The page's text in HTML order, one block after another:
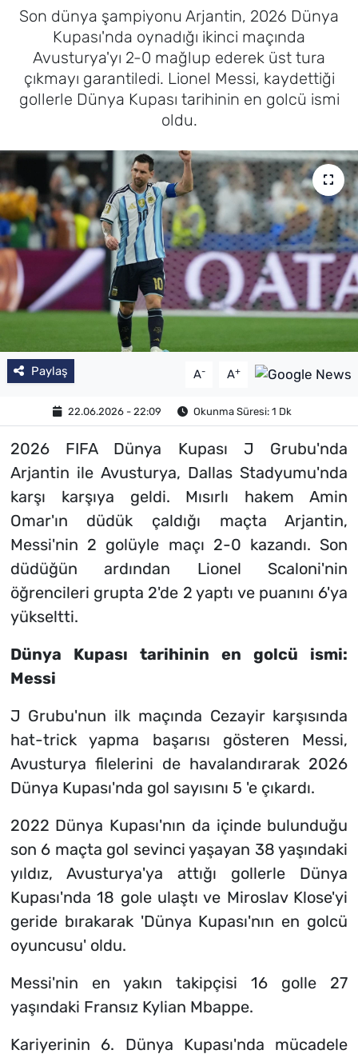
Son dünya şampiyonu Arjantin, 2026 Dünya
Kupası'nda oynadığı ikinci maçında
Avusturya'yı 2-0 mağlup ederek üst tura
çıkmayı garantiledi. Lionel Messi, kaydettiği
gollerle Dünya Kupası tarihinin en golcü ismi
oldu.
Paylaş A- A+
22.06.2026 - 22:09 Okunma Süresi: 1 Dk
2026 FIFA Dünya Kupası J Grubu'nda
Arjantin ile Avusturya, Dallas Stadyumu'nda
karşı karşıya geldi. Mısırlı hakem Amin
Omar'ın düdük çaldığı maçta Arjantin,
Messi'nin 2 golüyle maçı 2-0 kazandı. Son
düdüğün ardından Lionel Scaloni'nin
öğrencileri grupta 2'de 2 yaptı ve puanını 6'ya
yükseltti.
Dünya Kupası tarihinin en golcü ismi:
Messi
J Grubu'nun ilk maçında Cezayir karşısında
hat-trick yapma başarısı gösteren Messi,
Avusturya filelerini de havalandırarak 2026
Dünya Kupası'nda gol sayısını 5 'e çıkardı.
2022 Dünya Kupası'nın da içinde bulunduğu
son 6 maçta gol sevinci yaşayan 38 yaşındaki
yıldız, Avusturya'ya attığı gollerle Dünya
Kupası'nda 18 gole ulaştı ve Miroslav Klose'yi
geride bırakarak 'Dünya Kupası'nın en golcü
oyuncusu' oldu.
Messi'nin en yakın takipçisi 16 golle 27
yaşındaki Fransız Kylian Mbappe.
Kariyerinin 6. Dünya Kupası'nda mücadele